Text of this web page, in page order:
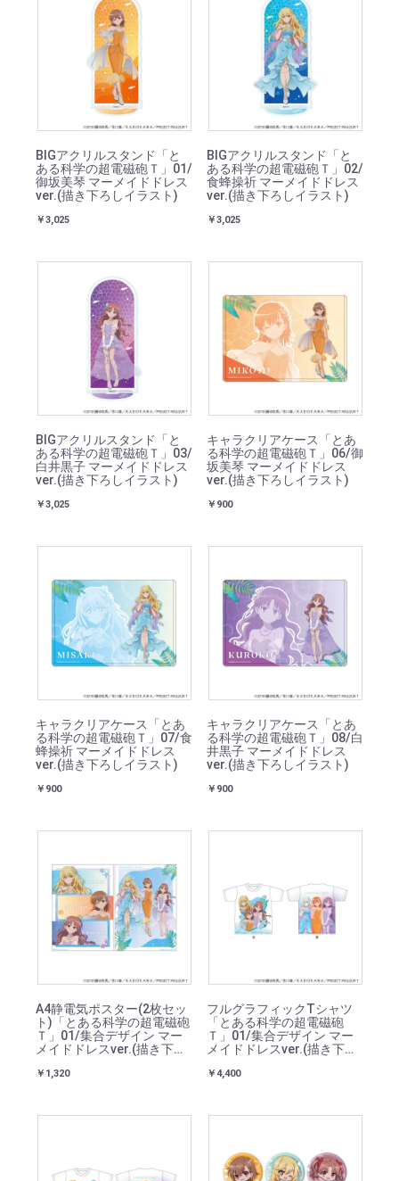
BIGアクリルスタンド「と
ある科学の超電磁砲Ｔ」01/
御坂美琴 マーメイドドレス
ver.(描き下ろしイラスト)
￥3,025
BIGアクリルスタンド「と
ある科学の超電磁砲Ｔ」02/
食蜂操祈 マーメイドドレス
ver.(描き下ろしイラスト)
￥3,025
BIGアクリルスタンド「と
ある科学の超電磁砲Ｔ」03/
白井黒子 マーメイドドレス
ver.(描き下ろしイラスト)
￥3,025
キャラクリアケース「とあ
る科学の超電磁砲Ｔ」06/御
坂美琴 マーメイドドレス
ver.(描き下ろしイラスト)
￥900
キャラクリアケース「とあ
る科学の超電磁砲Ｔ」07/食
蜂操祈 マーメイドドレス
ver.(描き下ろしイラスト)
￥900
キャラクリアケース「とあ
る科学の超電磁砲Ｔ」08/白
井黒子 マーメイドドレス
ver.(描き下ろしイラスト)
￥900
A4静電気ポスター(2枚セッ
ト)「とある科学の超電磁砲
Ｔ」01/集合デザイン マー
メイドドレスver.(描き下ろ
￥1,320
フルグラフィックTシャツ
「とある科学の超電磁砲
Ｔ」01/集合デザイン マー
メイドドレスver.(描き下ろ
￥4,400